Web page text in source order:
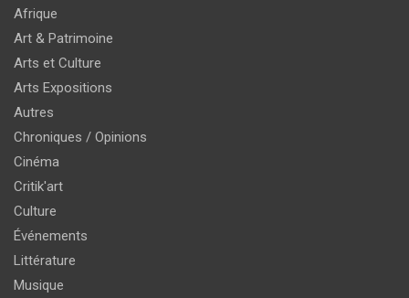
Afrique
Art & Patrimoine
Arts et Culture
Arts Expositions
Autres
Chroniques / Opinions
Cinéma
Critik'art
Culture
Événements
Littérature
Musique